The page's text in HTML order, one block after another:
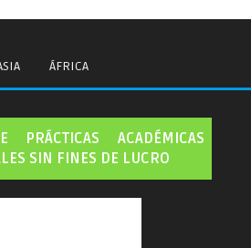
ÁFRICA
PRÁCTICAS ACADÉMICAS
SIN FINES DE LUCRO